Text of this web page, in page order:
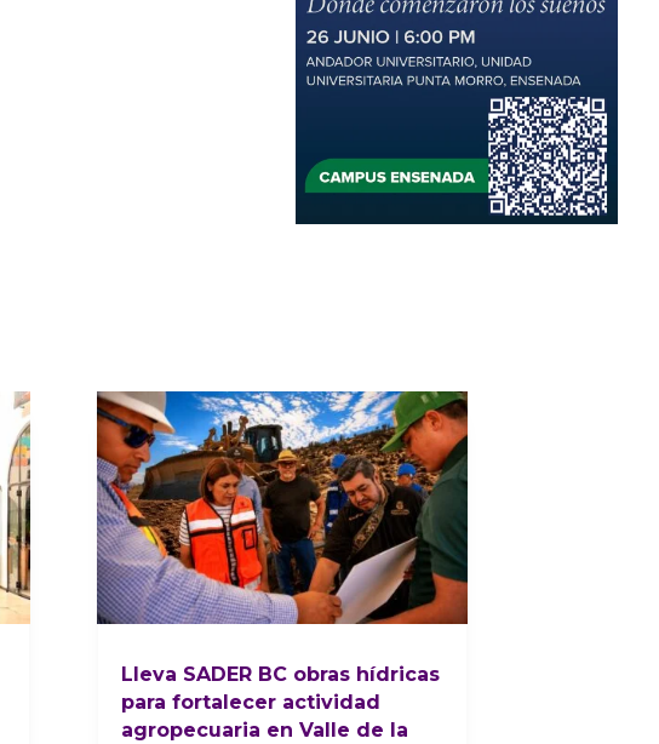
Lleva SADER BC obras hídricas
para fortalecer actividad
agropecuaria en Valle de la